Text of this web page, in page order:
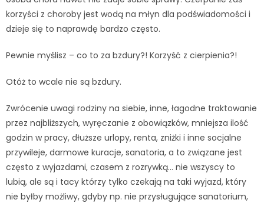
korzyści z choroby jest wodą na młyn dla podświadomości i
dzieje się to naprawdę bardzo często.
Pewnie myślisz – co to za bzdury?! Korzyść z cierpienia?!
Otóż to wcale nie są bzdury.
Zwrócenie uwagi rodziny na siebie, inne, łagodne traktowanie
przez najbliższych, wyręczanie z obowiązków, mniejsza ilość
godzin w pracy, dłuższe urlopy, renta, zniżki i inne socjalne
przywileje, darmowe kuracje, sanatoria, a to związane jest
często z wyjazdami, czasem z rozrywką… nie wszyscy to
lubią, ale są i tacy którzy tylko czekają na taki wyjazd, który
nie byłby możliwy, gdyby np. nie przysługujące sanatorium,